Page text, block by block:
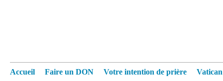
Accueil Faire un DON Votre intention de prière